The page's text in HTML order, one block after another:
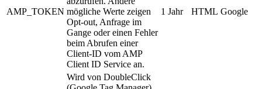
AMP_TOKEN mögliche Werte zeigen
Opt-out, Anfrage im
Gange oder einen Fehler
beim Abrufen einer
Client-ID vom AMP
Client ID Service an.
1 Jahr HTML Google
Wird von DoubleClick